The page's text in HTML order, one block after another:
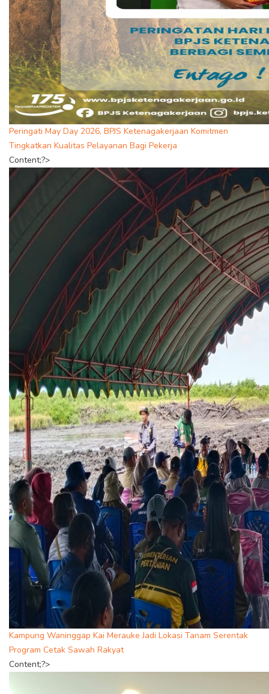
Peringati May Day 2026, BPJS Ketenagakerjaan Komitmen
Tingkatkan Kualitas Pelayanan Bagi Pekerja
Content;?>
Kampung Waninggap Kai Merauke Jadi Lokasi Tanam Serentak
Program Cetak Sawah Rakyat
Content;?>